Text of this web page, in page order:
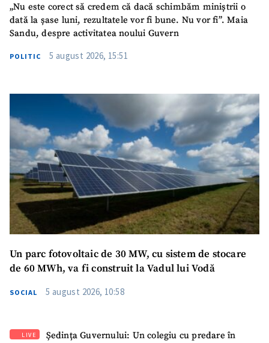
SUSȚINE
„Nu este corect să credem că dacă schimbăm miniștrii o
dată la șase luni, rezultatele vor fi bune. Nu vor fi”. Maia
Sandu, despre activitatea noului Guvern
POLITIC 5 august 2026, 15:51
Un parc fotovoltaic de 30 MW, cu sistem de stocare
de 60 MWh, va fi construit la Vadul lui Vodă
SOCIAL 5 august 2026, 10:58
LIVE
Ședința Guvernului: Un colegiu cu predare în